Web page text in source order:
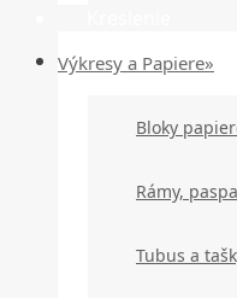
Výkresy a Papiere»
Bloky
Rámy,
Tubus a